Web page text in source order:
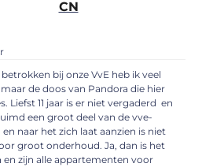
CN
bij onze VvE heb ik veel
de doos van Pandora die hier
Liefst 11 jaar is er niet vergaderd en
een groot deel van de vve-
naar het zich laat aanzien is niet
groot onderhoud. Ja, dan is het
en zijn alle appartementen voor